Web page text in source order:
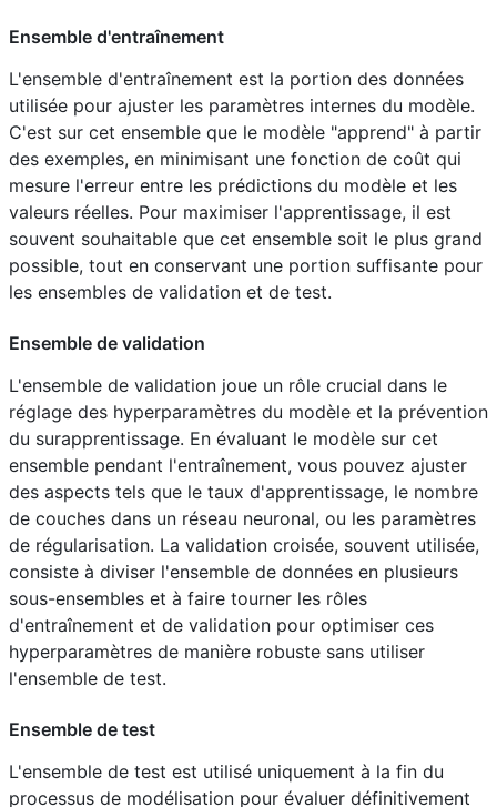
Ensemble d'entraînement
L'ensemble d'entraînement est la portion des données
utilisée pour ajuster les paramètres internes du modèle.
C'est sur cet ensemble que le modèle "apprend" à partir
des exemples, en minimisant une fonction de coût qui
mesure l'erreur entre les prédictions du modèle et les
valeurs réelles. Pour maximiser l'apprentissage, il est
souvent souhaitable que cet ensemble soit le plus grand
possible, tout en conservant une portion suffisante pour
les ensembles de validation et de test.
Ensemble de validation
L'ensemble de validation joue un rôle crucial dans le
réglage des hyperparamètres du modèle et la prévention
du surapprentissage. En évaluant le modèle sur cet
ensemble pendant l'entraînement, vous pouvez ajuster
des aspects tels que le taux d'apprentissage, le nombre
de couches dans un réseau neuronal, ou les paramètres
de régularisation. La validation croisée, souvent utilisée,
consiste à diviser l'ensemble de données en plusieurs
sous-ensembles et à faire tourner les rôles
d'entraînement et de validation pour optimiser ces
hyperparamètres de manière robuste sans utiliser
l'ensemble de test.
Ensemble de test
L'ensemble de test est utilisé uniquement à la fin du
processus de modélisation pour évaluer définitivement